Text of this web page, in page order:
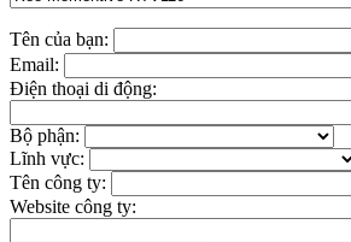
Tên của bạn:
Email:
Điện thoại di động:
Bộ phận:
Lĩnh vực:
Tên công ty:
Website công ty: